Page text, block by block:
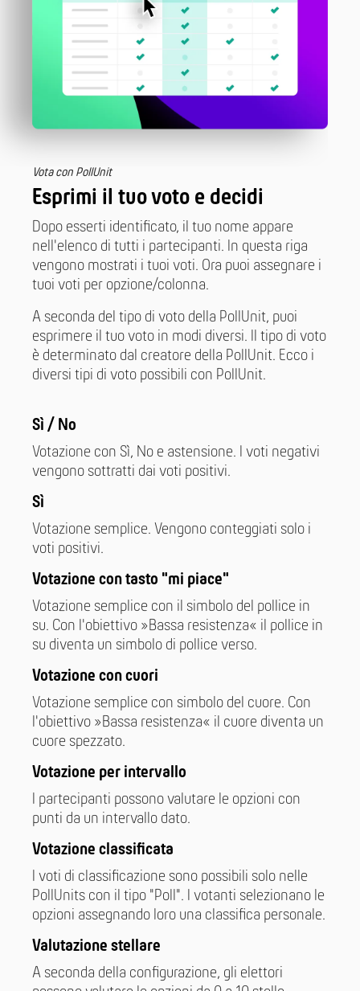
Vota con PollUnit
Esprimi il tuo voto e decidi
Dopo esserti identificato, il tuo nome appare
nell'elenco di tutti i partecipanti. In questa riga
vengono mostrati i tuoi voti. Ora puoi assegnare i
tuoi voti per opzione/colonna.
A seconda del tipo di voto della PollUnit, puoi
esprimere il tuo voto in modi diversi. Il tipo di voto
è determinato dal creatore della PollUnit. Ecco i
diversi tipi di voto possibili con PollUnit.
Sì / No
Votazione con Sì, No e astensione. I voti negativi
vengono sottratti dai voti positivi.
Sì
Votazione semplice. Vengono conteggiati solo i
voti positivi.
Votazione con tasto "mi piace"
Votazione semplice con il simbolo del pollice in
su. Con l'obiettivo »Bassa resistenza« il pollice in
su diventa un simbolo di pollice verso.
Votazione con cuori
Votazione semplice con simbolo del cuore. Con
l'obiettivo »Bassa resistenza« il cuore diventa un
cuore spezzato.
Votazione per intervallo
I partecipanti possono valutare le opzioni con
punti da un intervallo dato.
Votazione classificata
I voti di classificazione sono possibili solo nelle
PollUnits con il tipo "Poll". I votanti selezionano le
opzioni assegnando loro una classifica personale.
Valutazione stellare
A seconda della configurazione, gli elettori